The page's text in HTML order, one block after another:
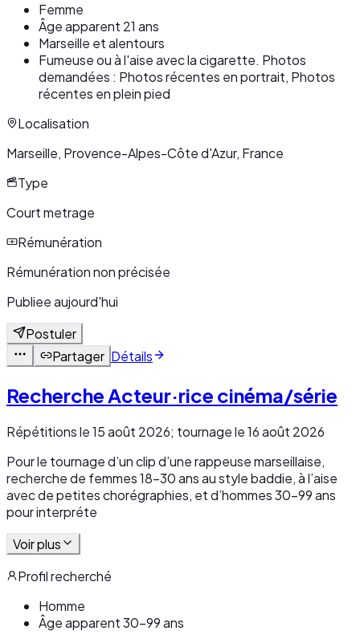
Femme
Âge apparent 21 ans
Marseille et alentours
Fumeuse ou à l'aise avec la cigarette. Photos
demandées : Photos récentes en portrait, Photos
récentes en plein pied
Localisation
Marseille, Provence-Alpes-Côte d'Azur, France
Type
Court metrage
Rémunération
Rémunération non précisée
Publiee aujourd'hui
Postuler
Partager Détails
Recherche Acteur·rice cinéma/série
Répétitions le 15 août 2026; tournage le 16 août 2026
Pour le tournage d’un clip d’une rappeuse marseillaise,
recherche de femmes 18-30 ans au style baddie, à l’aise
avec de petites chorégraphies, et d’hommes 30-99 ans
pour interpréte
Voir plus
Profil recherché
Homme
Âge apparent 30-99 ans